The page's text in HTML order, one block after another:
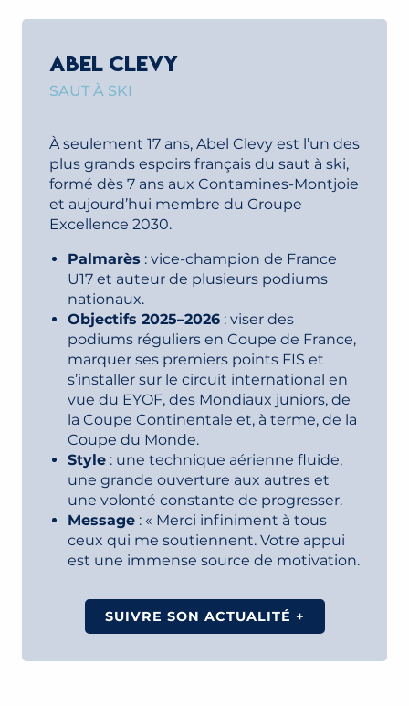
ABEL CLEVY
SAUT À SKI
À seulement 17 ans, Abel Clevy est l’un des
plus grands espoirs français du saut à ski,
formé dès 7 ans aux Contamines-Montjoie
et aujourd’hui membre du Groupe
Excellence 2030.
Palmarès : vice-champion de France
U17 et auteur de plusieurs podiums
nationaux.
Objectifs 2025–2026 : viser des
podiums réguliers en Coupe de France,
marquer ses premiers points FIS et
s’installer sur le circuit international en
vue du EYOF, des Mondiaux juniors, de
la Coupe Continentale et, à terme, de la
Coupe du Monde.
Style : une technique aérienne fluide,
une grande ouverture aux autres et
une volonté constante de progresser.
Message : « Merci infiniment à tous
ceux qui me soutiennent. Votre appui
est une immense source de motivation.
SUIVRE SON ACTUALITÉ +